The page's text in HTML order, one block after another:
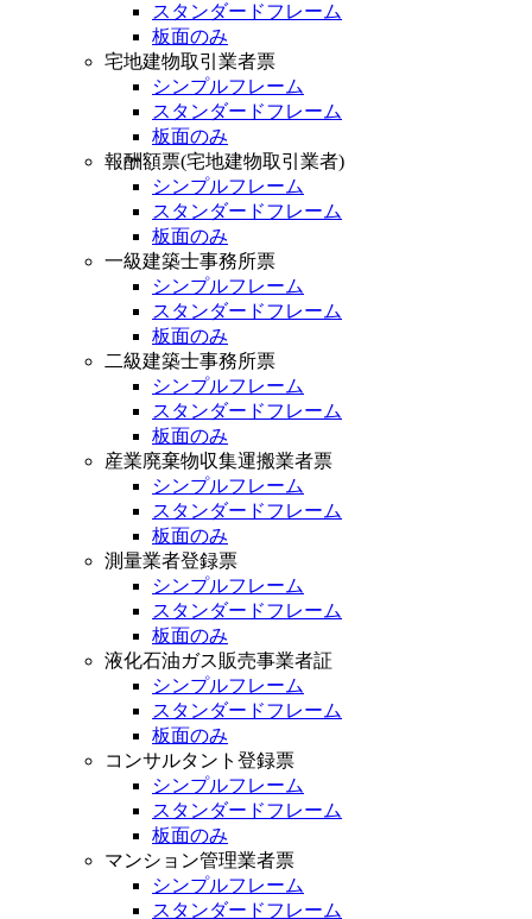
スタンダードフレーム
板面のみ
宅地建物取引業者票
シンプルフレーム
スタンダードフレーム
板面のみ
報酬額票(宅地建物取引業者)
シンプルフレーム
スタンダードフレーム
板面のみ
一級建築士事務所票
シンプルフレーム
スタンダードフレーム
板面のみ
二級建築士事務所票
シンプルフレーム
スタンダードフレーム
板面のみ
産業廃棄物収集運搬業者票
シンプルフレーム
スタンダードフレーム
板面のみ
測量業者登録票
シンプルフレーム
スタンダードフレーム
板面のみ
液化石油ガス販売事業者証
シンプルフレーム
スタンダードフレーム
板面のみ
コンサルタント登録票
シンプルフレーム
スタンダードフレーム
板面のみ
マンション管理業者票
シンプルフレーム
スタンダードフレーム